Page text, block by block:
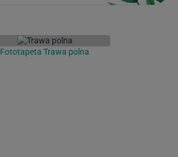
Fototapeta Trawa polna